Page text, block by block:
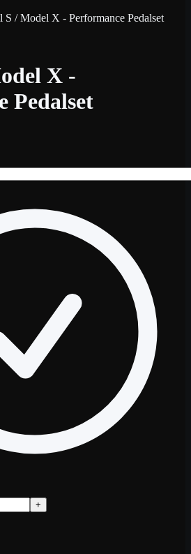
S / Model X - Performance Pedalset
X -
Pedalset
+